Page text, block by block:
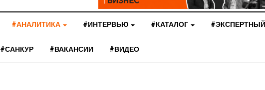
#АНАЛИТИКА #ИНТЕРВЬЮ #КАТАЛОГ
#САНКУР #ВАКАНСИИ #ВИДЕО